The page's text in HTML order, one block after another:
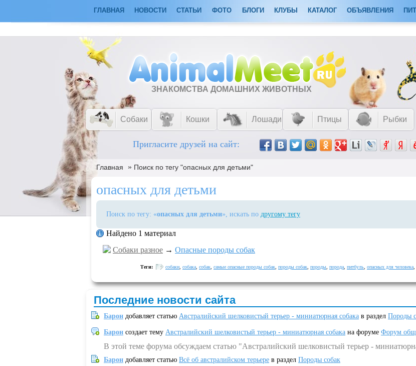
ГЛАВНАЯ НОВОСТИ СТАТЬИ ФОТО БЛОГИ КЛУБЫ КАТАЛОГ ОБЪЯВЛЕНИЯ
ЗНАКОМСТВА ДОМАШНИХ ЖИВОТНЫХ
Собаки Кошки Лошади Птицы Рыбки
Пригласите друзей на сайт:
Главная » Поиск по тегу "опасных для детьми"
опасных для детьми
Поиск по тегу: «опасных для детьми», искать по другому тегу
Найдено 1 материал
Собаки разное → Опасные породы собак
Теги: собаки собака собак самые опасные породы собак породы собак породы порода питбуль опасных для человека
Последние новости сайта
Барон добавляет статью Австралийский шелковистый терьер - миниатюрная собака в раздел Породы
Барон создает тему Австралийский шелковистый терьер - миниатюрная собака на форуме Форум
В этой теме форума обсуждаем статью "Австралийский шелковистый терьер -
Барон добавляет статью Всё об австралийском терьере в раздел Породы собак